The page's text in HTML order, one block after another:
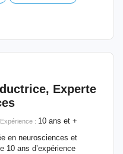
Experte
Expérience : 10 ans et +
en neurosciences et
10 ans d’expérience